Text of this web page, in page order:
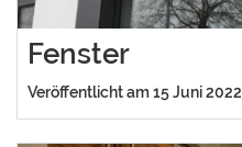
Fenster
Veröffentlicht am 15 Juni 2022